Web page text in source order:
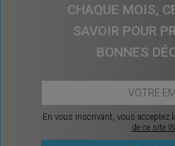
CHAQUE MOIS,
SAVOIR POUR
BONNES
En vous inscrivant, vous acceptez
de ce site